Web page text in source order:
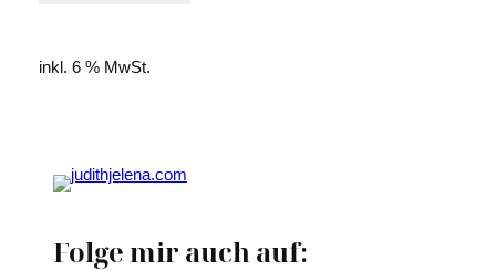
inkl. 6 % MwSt.
Folge mir auch auf: